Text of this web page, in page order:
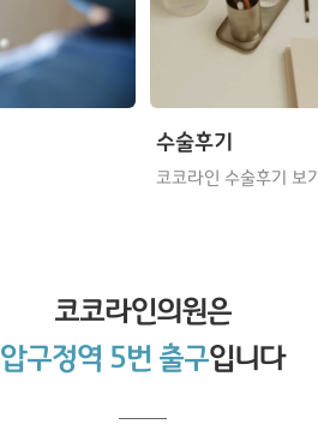
수술후기
코코라인 수술후기 보기
코코라인의원은
압구정역 5번 출구입니다